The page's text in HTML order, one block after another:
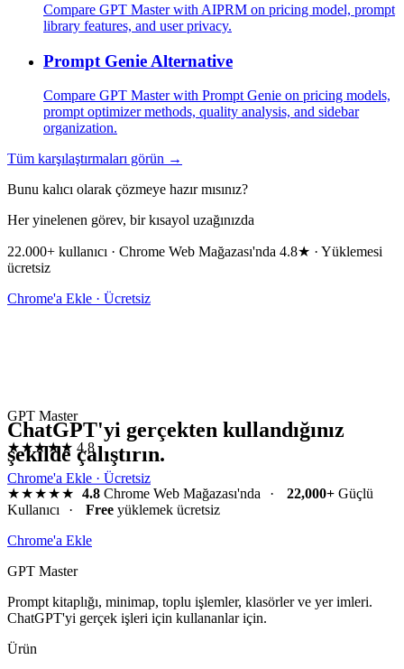
Compare GPT Master with AIPRM on pricing model, prompt
library features, and user privacy.
Prompt Genie Alternative
Compare GPT Master with Prompt Genie on pricing models,
prompt optimizer methods, quality analysis, and sidebar
organization.
Tüm karşılaştırmaları görün →
Bunu kalıcı olarak çözmeye hazır mısınız?
Her yinelenen görev, bir kısayol uzağınızda
22.000+ kullanıcı · Chrome Web Mağazası'nda 4.8★ · Yüklemesi
ücretsiz
Chrome'a Ekle · Ücretsiz
GPT Master
★★★★★ 4.8
Chrome'a Ekle · Ücretsiz
ChatGPT'yi gerçekten kullandığınız
şekilde çalıştırın.
★★★★★ 4.8Chrome Web Mağazası'nda · 22,000+Güçlü
Kullanıcı
· Free yüklemek ücretsiz
Chrome'a Ekle
GPT Master
Prompt kitaplığı, minimap, toplu işlemler, klasörler ve yer imleri.
ChatGPT'yi gerçek işleri için kullananlar için.
Ürün